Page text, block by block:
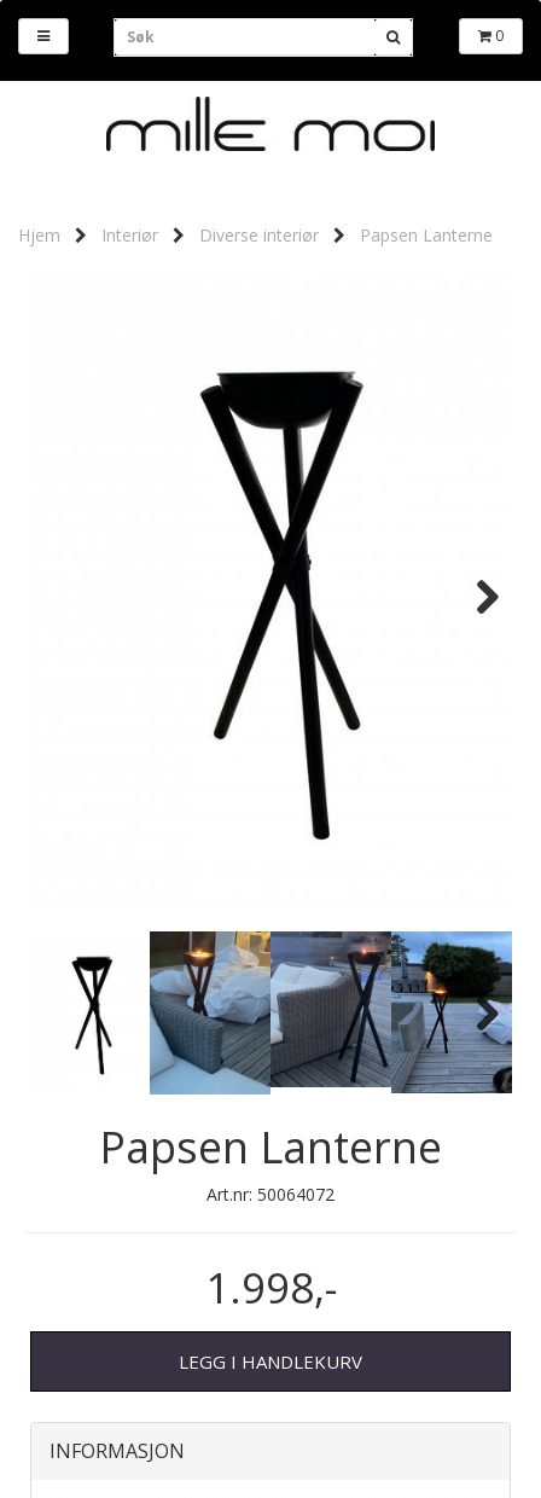
0
Hjem Interiør Diverse interiør Papsen Lanterne
Next
Papsen Lanterne
Art.nr: 50064072
1.998,-
LEGG I HANDLEKURV
INFORMASJON